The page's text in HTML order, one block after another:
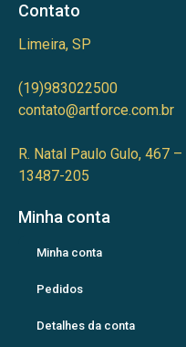
Contato
Limeira, SP
(19)983022500
contato@artforce.com.br
R. Natal Paulo Gulo, 467
13487-205
Minha conta
Minha conta
Pedidos
Detalhes da conta